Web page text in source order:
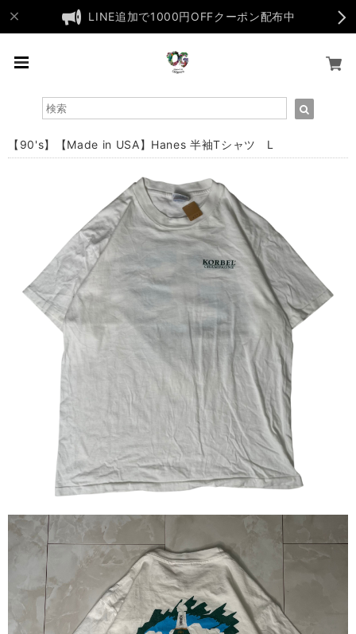
LINE追加で1000円OFFクーポン配布中
【90's】【Made in USA】Hanes 半袖Tシャツ L